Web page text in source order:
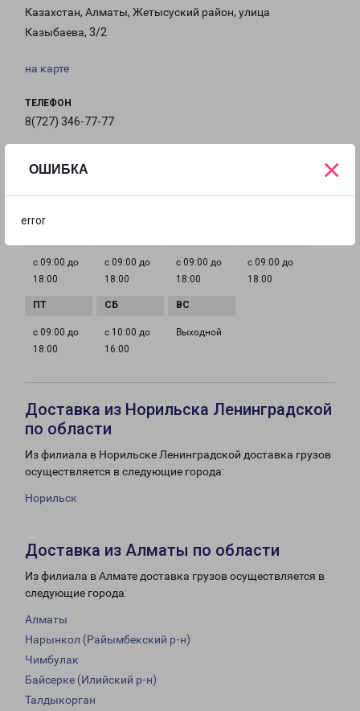
ОШИБКА
error
×
Казахстан, Алматы, Жетысуский район, улица
Казыбаева, 3/2
на карте
ТЕЛЕФОН
8(727) 346-77-77
almaty@pecom.ru
с 09:00 до
18:00
с 09:00 до
18:00
с 09:00 до
18:00
с 09:00 до
18:00
с 09:00 до
18:00
с 10:00 до
16:00
Выходной
Доставка из Норильска Ленинградской
по области
Из филиала в Норильске Ленинградской доставка грузов
осуществляется в следующие города:
Норильск
Доставка из Алматы по области
Из филиала в Алмате доставка грузов осуществляется в
следующие города:
Алматы
Нарынкол (Райымбекский р-н)
Чимбулак
Байсерке (Илийский р-н)
Талдыкорган